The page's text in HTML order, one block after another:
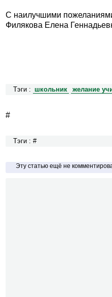
С наилучшими
Филякова Елена
Тэги : школьник желание
#
Тэги : #
Эту статью ещё не